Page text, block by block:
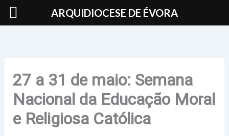
Skip
27 a 31 de maio: Semana
Nacional da Educação Moral
e Religiosa Católica
ARQUIDIOCESE DE ÉVORA